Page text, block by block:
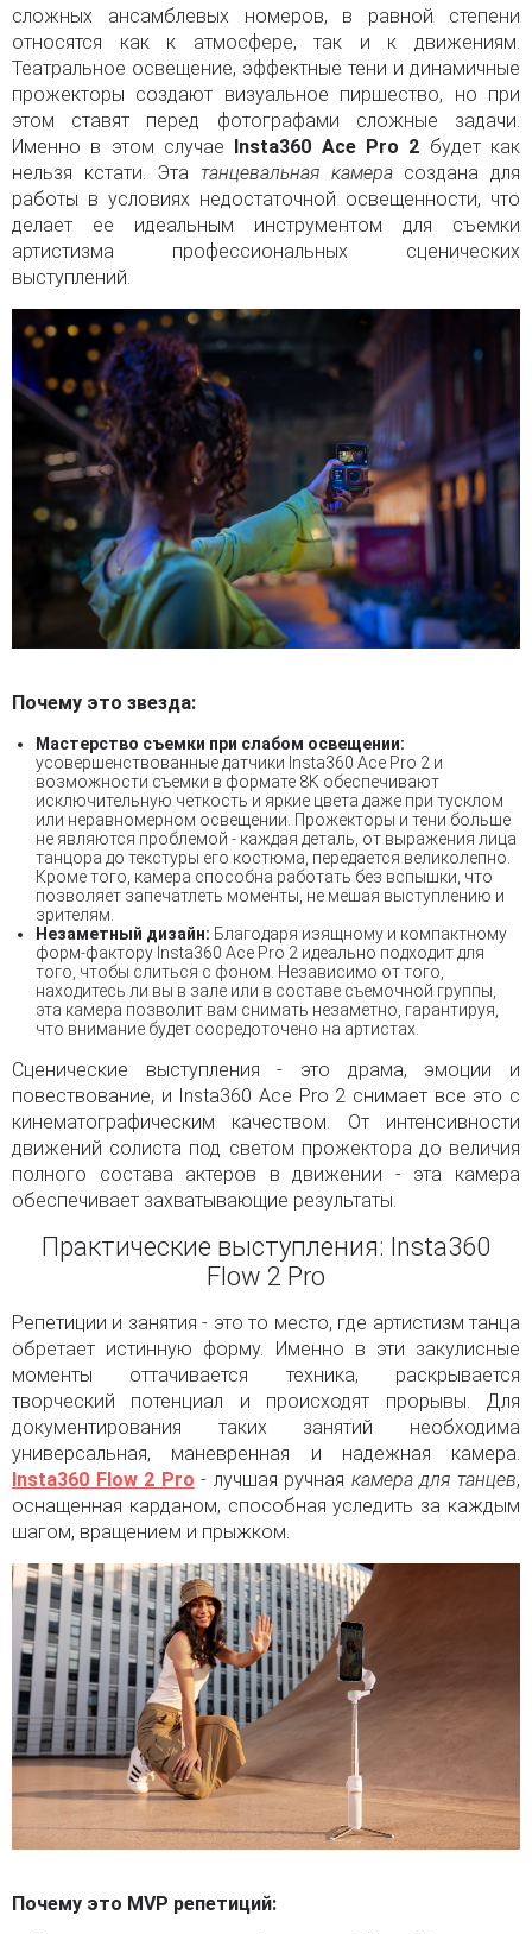
сложных ансамблевых номеров, в равной степени
относятся как к атмосфере, так и к движениям.
Театральное освещение, эффектные тени и динамичные
прожекторы создают визуальное пиршество, но при
этом ставят перед фотографами сложные задачи.
Именно в этом случае
Insta360 Ace Pro 2 будет как
нельзя кстати. Эта танцевальная камерасоздана для
работы в условиях недостаточной освещенности, что
делает ее идеальным инструментом для съемки
артистизма профессиональных сценических
выступлений.
Почему это звезда:
Мастерство съемки при слабом освещении:
усовершенствованные датчики Insta360 Ace Pro 2 и
возможности съемки в формате 8K обеспечивают
исключительную четкость и яркие цвета даже при тусклом
или неравномерном освещении. Прожекторы и тени больше
не являются проблемой - каждая деталь, от выражения лица
танцора до текстуры его костюма, передается великолепно.
Кроме того, камера способна работать без вспышки, что
позволяет запечатлеть моменты, не мешая выступлению и
зрителям.
Незаметный дизайн: Благодаря изящному и компактному
форм-фактору Insta360 Ace Pro 2 идеально подходит для
того, чтобы слиться с фоном. Независимо от того,
находитесь ли вы в зале или в составе съемочной группы,
эта камера позволит вам снимать незаметно, гарантируя,
что внимание будет сосредоточено на артистах.
Сценические выступления - это драма, эмоции и
повествование, и Insta360 Ace Pro 2 снимает все это с
кинематографическим качеством. От интенсивности
движений солиста под светом прожектора до величия
полного состава актеров в движении - эта камера
обеспечивает захватывающие результаты.
Практические выступления: Insta360
Flow 2 Pro
Репетиции и занятия - это то место, где артистизм танца
обретает истинную форму. Именно в эти закулисные
моменты оттачивается техника, раскрывается
творческий потенциал и происходят прорывы. Для
документирования таких занятий необходима
универсальная, маневренная и надежная камера.
Insta360 Flow 2 Pro - лучшая ручная камера для танцев,
оснащенная карданом, способная уследить за каждым
шагом, вращением и прыжком.
Почему это MVP репетиций: